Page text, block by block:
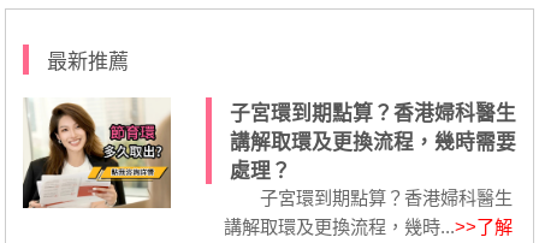
最新推薦
子宮環到期點算？香港婦科醫生
講解取環及更換流程，幾時需要
處理？
子宮環到期點算？香港婦科醫生
講解取環及更換流程，幾時...>>了解